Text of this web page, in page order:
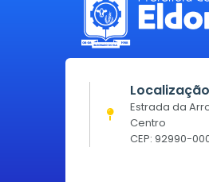
Localização
Estrada da
Centro
CEP: 92990-